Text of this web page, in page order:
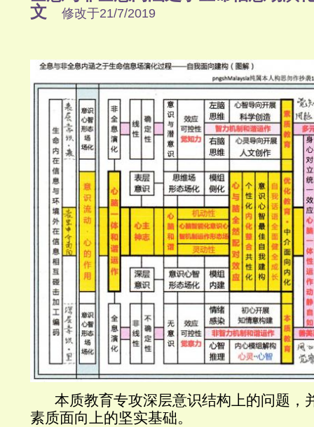
文
修改于21/7/2019
本质教育专攻深层意识结构上的问题，
素质面向上的坚实基础。